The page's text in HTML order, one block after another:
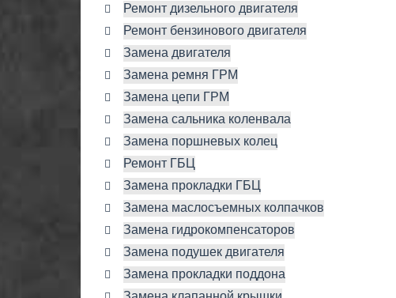
Ремонт дизельного двигателя
Ремонт бензинового двигателя
Замена двигателя
Замена ремня ГРМ
Замена цепи ГРМ
Замена сальника коленвала
Замена поршневых колец
Ремонт ГБЦ
Замена прокладки ГБЦ
Замена маслосъемных колпачков
Замена гидрокомпенсаторов
Замена подушек двигателя
Замена прокладки поддона